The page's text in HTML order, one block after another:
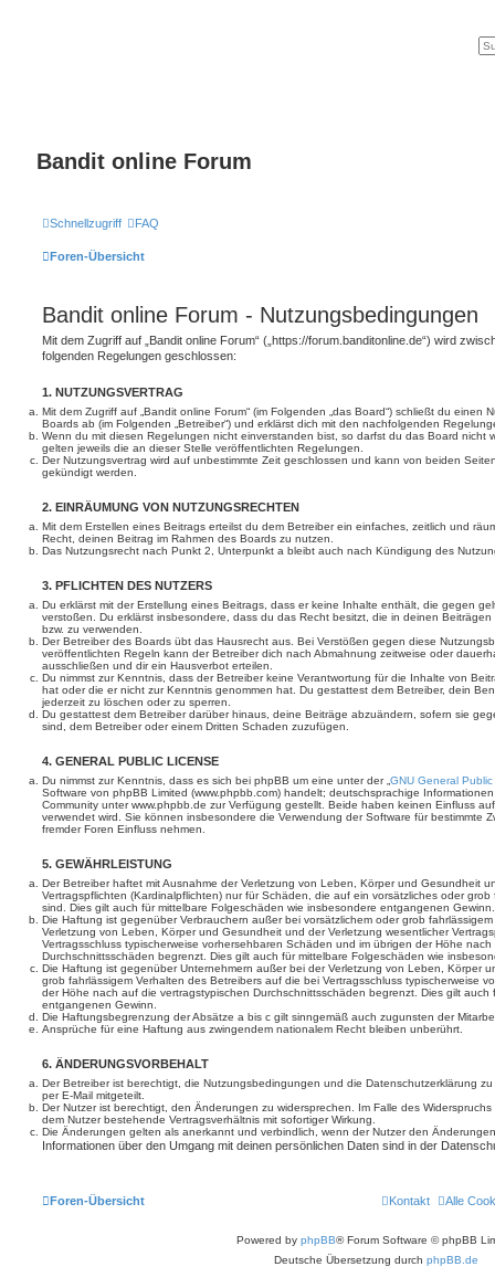
Bandit online Forum
Schnellzugriff FAQ
Foren-Übersicht
Bandit online Forum - Nutzungsbedingungen
Mit dem Zugriff auf „Bandit online Forum“ („https://forum.banditonline.de“) wird
folgenden Regelungen geschlossen:
1. NUTZUNGSVERTRAG
Mit dem Zugriff auf „Bandit online Forum“ (im Folgenden „das Board“) schließt du einen
Boards ab (im Folgenden „Betreiber“) und erklärst dich mit den nachfolgenden
Wenn du mit diesen Regelungen nicht einverstanden bist, so darfst du das Board nicht
gelten jeweils die an dieser Stelle veröffentlichten Regelungen.
Der Nutzungsvertrag wird auf unbestimmte Zeit geschlossen und kann von beiden
gekündigt werden.
2. EINRÄUMUNG VON NUTZUNGSRECHTEN
Mit dem Erstellen eines Beitrags erteilst du dem Betreiber ein einfaches, zeitlich und
Recht, deinen Beitrag im Rahmen des Boards zu nutzen.
Das Nutzungsrecht nach Punkt 2, Unterpunkt a bleibt auch nach Kündigung des
3. PFLICHTEN DES NUTZERS
Du erklärst mit der Erstellung eines Beitrags, dass er keine Inhalte enthält, die gegen
verstoßen. Du erklärst insbesondere, dass du das Recht besitzt, die in deinen
bzw. zu verwenden.
Der Betreiber des Boards übt das Hausrecht aus. Bei Verstößen gegen diese
veröffentlichten Regeln kann der Betreiber dich nach Abmahnung zeitweise oder
ausschließen und dir ein Hausverbot erteilen.
Du nimmst zur Kenntnis, dass der Betreiber keine Verantwortung für die Inhalte von
hat oder die er nicht zur Kenntnis genommen hat. Du gestattest dem Betreiber, dein
jederzeit zu löschen oder zu sperren.
Du gestattest dem Betreiber darüber hinaus, deine Beiträge abzuändern, sofern sie
sind, dem Betreiber oder einem Dritten Schaden zuzufügen.
4. GENERAL PUBLIC LICENSE
Du nimmst zur Kenntnis, dass es sich bei phpBB um eine unter der „ GNU General
Software von phpBB Limited (www.phpbb.com) handelt; deutschsprachige
Community unter www.phpbb.de zur Verfügung gestellt. Beide haben keinen Einfluss
verwendet wird. Sie können insbesondere die Verwendung der Software für bestimmte
fremder Foren Einfluss nehmen.
5. GEWÄHRLEISTUNG
Der Betreiber haftet mit Ausnahme der Verletzung von Leben, Körper und Gesundheit
Vertragspflichten (Kardinalpflichten) nur für Schäden, die auf ein vorsätzliches oder
sind. Dies gilt auch für mittelbare Folgeschäden wie insbesondere entgangenen Gewinn.
Die Haftung ist gegenüber Verbrauchern außer bei vorsätzlichem oder grob
Verletzung von Leben, Körper und Gesundheit und der Verletzung wesentlicher
Vertragsschluss typischerweise vorhersehbaren Schäden und im übrigen der Höhe
Durchschnittsschäden begrenzt. Dies gilt auch für mittelbare Folgeschäden wie
Die Haftung ist gegenüber Unternehmern außer bei der Verletzung von Leben, Körper
grob fahrlässigem Verhalten des Betreibers auf die bei Vertragsschluss typischerweise
der Höhe nach auf die vertragstypischen Durchschnittsschäden begrenzt. Dies gilt
entgangenen Gewinn.
Die Haftungsbegrenzung der Absätze a bis c gilt sinngemäß auch zugunsten der
Ansprüche für eine Haftung aus zwingendem nationalem Recht bleiben unberührt.
6. ÄNDERUNGSVORBEHALT
Der Betreiber ist berechtigt, die Nutzungsbedingungen und die Datenschutzerklärung
per E-Mail mitgeteilt.
Der Nutzer ist berechtigt, den Änderungen zu widersprechen. Im Falle des
dem Nutzer bestehende Vertragsverhältnis mit sofortiger Wirkung.
Die Änderungen gelten als anerkannt und verbindlich, wenn der Nutzer den
Informationen über den Umgang mit deinen persönlichen Daten sind in der
Foren-Übersicht Alle
Kontakt
Powered by phpBB® Forum Software © phpBB
Deutsche Übersetzung durch phpBB.de